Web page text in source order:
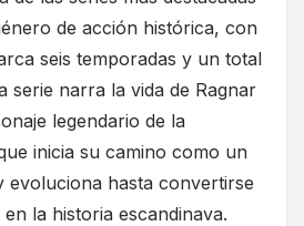
de acción histórica, con
seis temporadas y un total
serie narra la vida de Ragnar
legendario de la
inicia su camino como un
evoluciona hasta convertirse
la historia escandinava.